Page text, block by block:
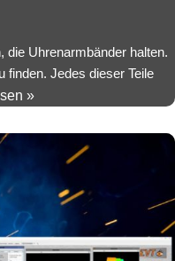
die Uhrenarmbänder halten.
finden. Jedes dieser Teile
»